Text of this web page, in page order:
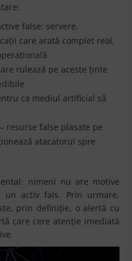
false: servere,
care arată complet real,
rulează pe aceste ținte
ca mediul artificial să
resurse false plasate pe
atacatorul spre
nimeni nu are motive
un activ fals. Prin urmare,
prin definiție, o alertă cu
care cere atenție imediată